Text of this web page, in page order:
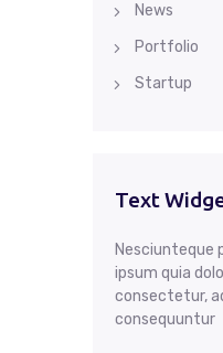
News
Portfolio
Startup
Text
Nesciunteque
ipsum quia
consectetur,
consequuntur